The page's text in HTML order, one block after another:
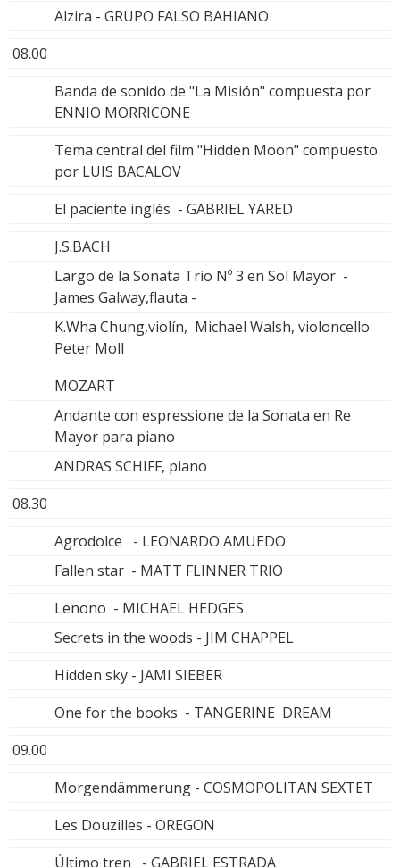
Alzira - GRUPO FALSO BAHIANO
08.00
Banda de sonido de "La Misión" compuesta por
ENNIO MORRICONE
Tema central del film "Hidden Moon" compuesto
por LUIS BACALOV
El paciente inglés - GABRIEL YARED
J.S.BACH
Largo de la Sonata Trio Nº 3 en Sol Mayor -
James Galway,flauta -
K.Wha Chung,violín, Michael Walsh, violoncello
Peter Moll
MOZART
Andante con espressione de la Sonata en Re
Mayor para piano
ANDRAS SCHIFF, piano
08.30
Agrodolce - LEONARDO AMUEDO
Fallen star - MATT FLINNER TRIO
Lenono - MICHAEL HEDGES
Secrets in the woods - JIM CHAPPEL
Hidden sky - JAMI SIEBER
One for the books - TANGERINE DREAM
09.00
Morgendämmerung - COSMOPOLITAN SEXTET
Les Douzilles - OREGON
Último tren - GABRIEL ESTRADA